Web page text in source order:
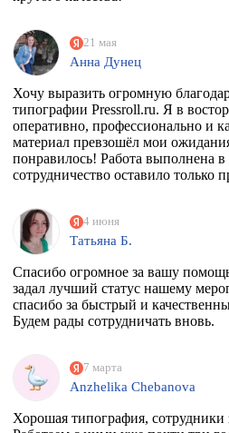
21 мая
Анна Дунец
Хочу выразить огромную
типографии Pressroll.ru. Я в
оперативно, профессионально и
материал превзошёл мои
понравилось! Работа выполнена
сотрудничество оставило только
4 июня
Татьяна Б.
Спасибо огромное за вашу
задал лучший статус нашему
спасибо за быстрый и
Будем рады сотрудничать вновь.
7 марта
Anzhelika Chebanova
Хорошая типография, сотрудники